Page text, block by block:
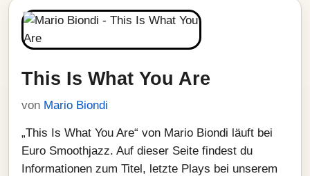
This Is What You Are
von Mario Biondi
„This Is What You Are“ von Mario Biondi läuft bei
Euro Smoothjazz. Auf dieser Seite findest du
Informationen zum Titel, letzte Plays bei unserem